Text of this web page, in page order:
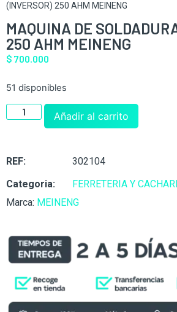
(INVERSOR) 250 AHM MEINENG
MAQUINA DE
250 AHM MEINENG
$ 700.000
51 disponibles
Añadir al carrito
REF:
302104
Categoria:
FERRETERIA Y
Marca: MEINENG